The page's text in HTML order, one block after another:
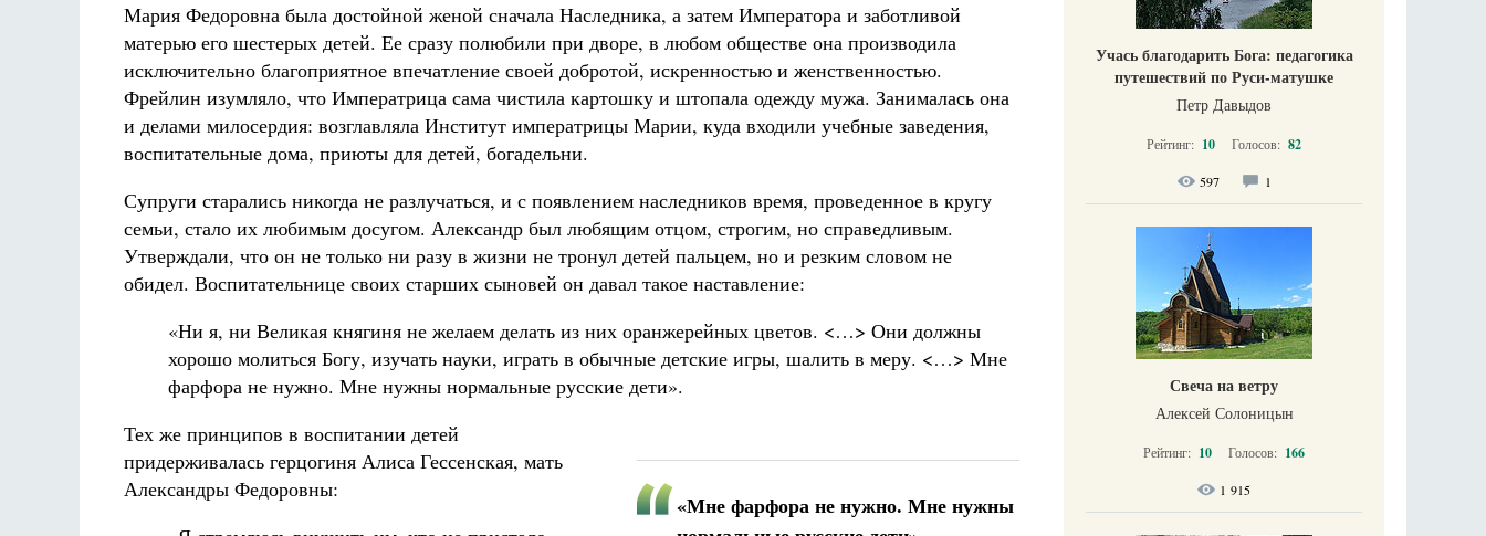
Мария Федоровна была достойной женой сначала Наследника, а затем Императора и заботливой
матерью его шестерых детей. Ее сразу полюбили при дворе, в любом обществе она производила
исключительно благоприятное впечатление своей добротой, искренностью и женственностью.
Фрейлин изумляло, что Императрица сама чистила картошку и штопала одежду мужа. Занималась она
и делами милосердия: возглавляла Институт императрицы Марии, куда входили учебные заведения,
воспитательные дома, приюты для детей, богадельни.
Супруги старались никогда не разлучаться, и с появлением наследников время, проведенное в кругу
семьи, стало их любимым досугом. Александр был любящим отцом, строгим, но справедливым.
Утверждали, что он не только ни разу в жизни не тронул детей пальцем, но и резким словом не
обидел. Воспитательнице своих старших сыновей он давал такое наставление:
«Ни я, ни Великая княгиня не желаем делать из них оранжерейных цветов. <…> Они должны
хорошо молиться Богу, изучать науки, играть в обычные детские игры, шалить в меру. <…> Мне
фарфора не нужно. Мне нужны нормальные русские дети».
«Мне фарфора не нужно. Мне нужны
Тех же принципов в воспитании детей
придерживалась герцогиня Алиса Гессенская, мать
Александры Федоровны:
Учась благодарить Бога: педагогика
путешествий по Руси-матушке
Петр Давыдов
Рейтинг: 10 Голосов: 82
597 1
Свеча на ветру
Алексей Солоницын
Рейтинг: 10 Голосов: 166
1 915